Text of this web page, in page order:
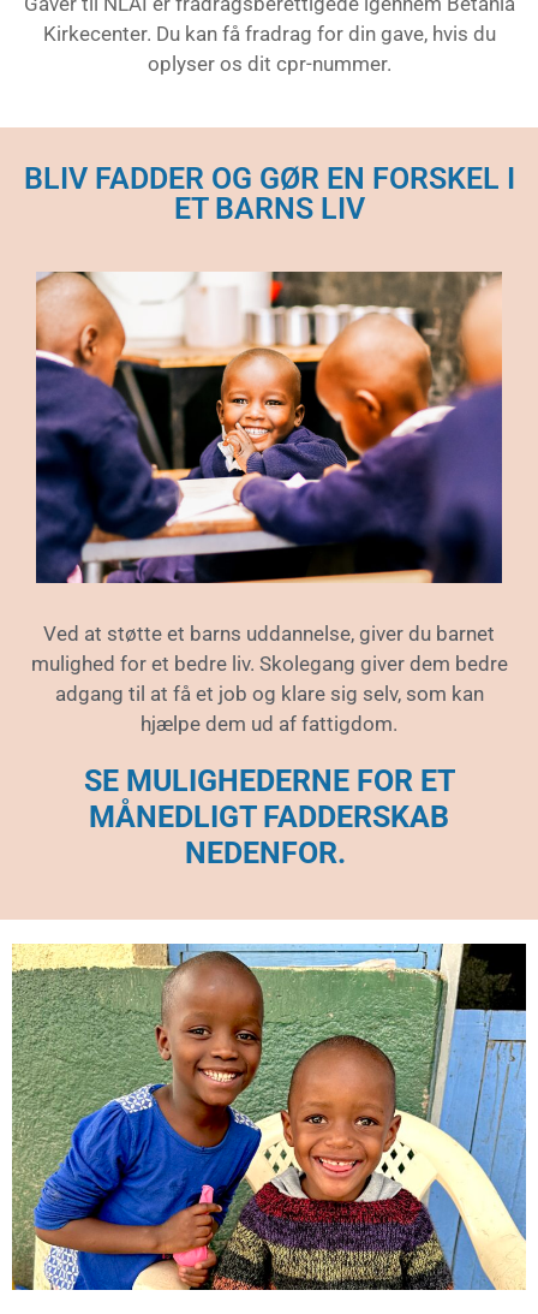
Kirkecenter. Du kan få fradrag for din gave, hvis du
oplyser os dit cpr-nummer.
BLIV FADDER OG GØR EN FORSKEL I
ET BARNS LIV
Ved at støtte et barns uddannelse, giver du barnet
mulighed for et bedre liv. Skolegang giver dem bedre
adgang til at få et job og klare sig selv, som kan
hjælpe dem ud af fattigdom.
SE MULIGHEDERNE FOR ET
MÅNEDLIGT FADDERSKAB
NEDENFOR.